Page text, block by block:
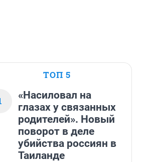
ТОП 5
«Насиловал на
глазах у связанных
родителей». Новый
поворот в деле
убийства россиян в
Таиланде